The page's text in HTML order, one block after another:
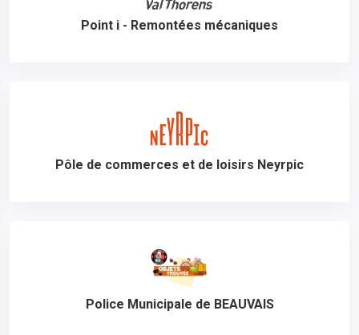
Point i - Remontées mécaniques
Pôle de commerces et de loisirs Neyrpic
Police Municipale de BEAUVAIS